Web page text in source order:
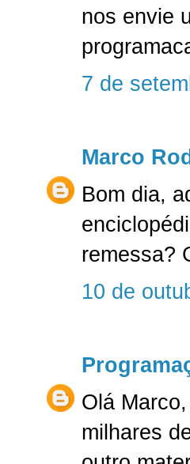
nos envie
7 de
Marco
Bom dia,
remessa?
10 de
Olá
milhares